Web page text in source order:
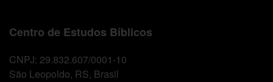
Centro de Estudos Bíblicos
CNPJ: 29.832.607/0001-10
São Leopoldo, RS, Brasil